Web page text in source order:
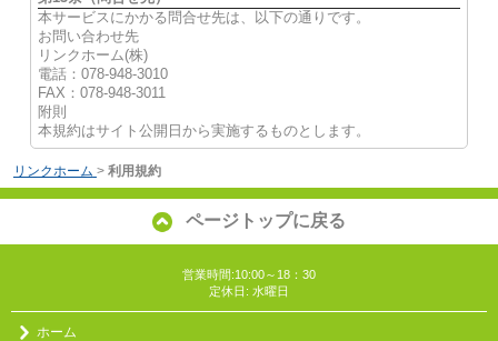
本サービスにかかる問合せ先は、以下の通りです。
お問い合わせ先
リンクホーム(株)
電話：078-948-3010
FAX：078-948-3011
附則
本規約はサイト公開日から実施するものとします。
リンクホーム > 利用規約
ページトップに戻る
営業時間:10:00～18：30
定休日: 水曜日
ホーム